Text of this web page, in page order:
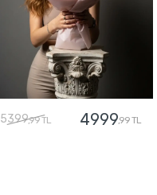
5399,99 TL 4999,99 TL